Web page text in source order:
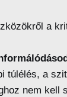
a
túlélés, a
nem kell